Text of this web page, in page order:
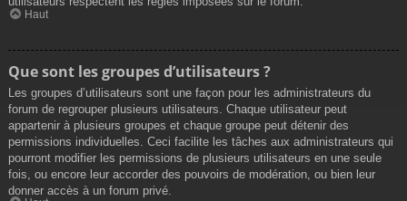
Haut
Que sont les groupes d’utilisateurs ?
Les groupes d’utilisateurs sont une façon pour les administrateurs du
forum de regrouper plusieurs utilisateurs. Chaque utilisateur peut
appartenir à plusieurs groupes et chaque groupe peut détenir des
permissions individuelles. Ceci facilite les tâches aux administrateurs qui
pourront modifier les permissions de plusieurs utilisateurs en une seule
fois, ou encore leur accorder des pouvoirs de modération, ou bien leur
donner accès à un forum privé.